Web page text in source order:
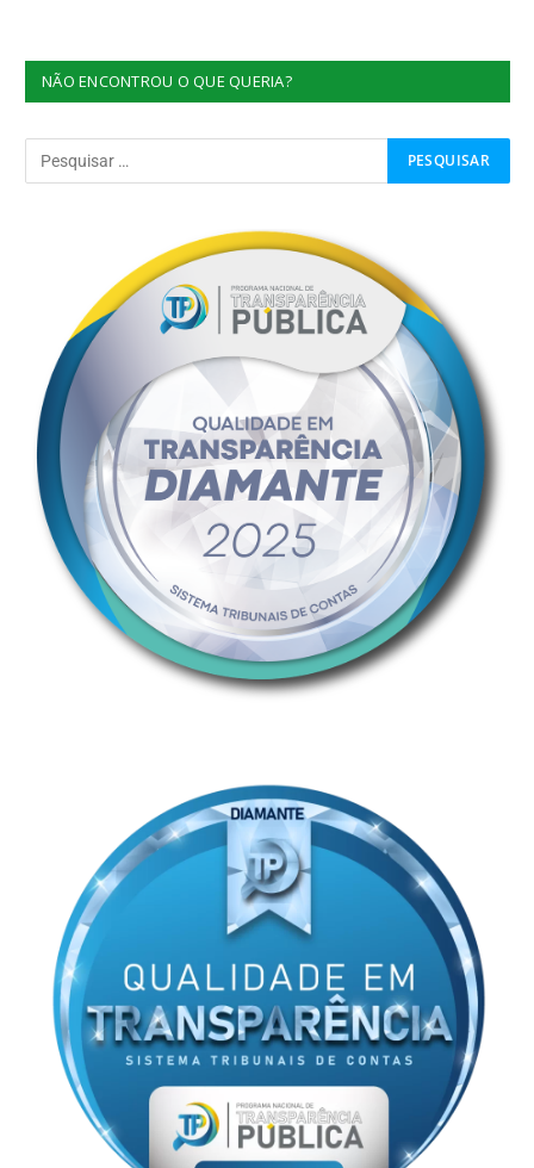
NÃO ENCONTROU O QUE QUERIA?